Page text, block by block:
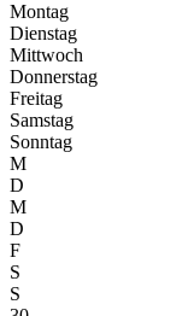
Montag
Dienstag
Mittwoch
Donnerstag
Freitag
Samstag
Sonntag
M
D
M
D
F
S
S